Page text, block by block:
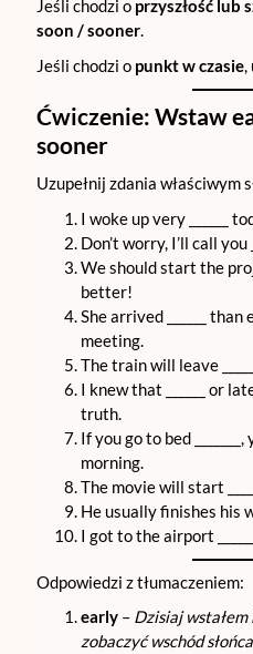
Jeśli chodzi o przyszłość lub
soon / sooner.
Jeśli chodzi o punkt w czasie,
Ćwiczenie: Wstaw
sooner
Uzupełnij zdania właściwym
I woke up very ______
Don’t worry, I’ll call you
We should start the
better!
She arrived ______
meeting.
The train will leave
I knew that ______ or
truth.
If you go to bed
morning.
The movie will start
He usually finishes his
I got to the airport
Odpowiedzi z tłumaczeniem:
early – Dzisiaj
zobaczyć wschód